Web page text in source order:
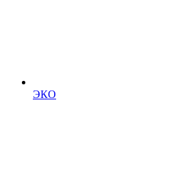
ЭКО